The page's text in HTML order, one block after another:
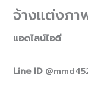
จ้างแต่งภ
แอดไลน์ไอดี
Line ID